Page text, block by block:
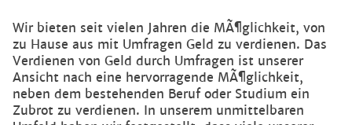
Wir bieten seit vielen Jahren die MÃ¶glichkeit, von
zu Hause aus mit Umfragen Geld zu verdienen. Das
Verdienen von Geld durch Umfragen ist unserer
Ansicht nach eine hervorragende MÃ¶glichkeit,
neben dem bestehenden Beruf oder Studium ein
Zubrot zu verdienen. In unserem unmittelbaren